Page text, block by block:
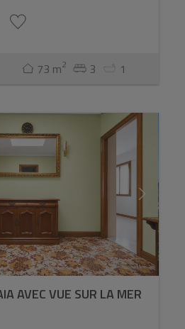
73 m2 3 1
AVEC VUE SUR LA MER